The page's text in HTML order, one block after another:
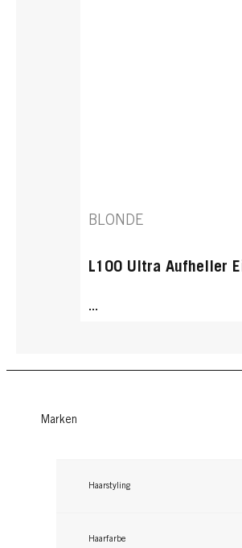
BLONDE
L100 Ultra Aufheller
...
Marken
Haarstyling
Haarfarbe